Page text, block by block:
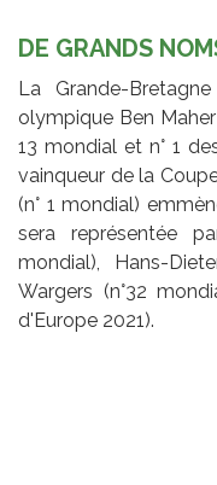
DE GRANDS
La Grande-
olympique Ben
13 mondial et n° 1
vainqueur de la
(n° 1 mondial)
sera représentée
mondial), Hans-
Wargers (n°32
d'Europe 2021).